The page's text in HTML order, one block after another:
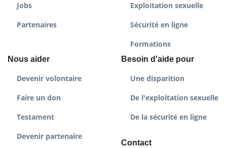
Jobs
Partenaires
Exploitation sexuelle
Sécurité en ligne
Formations
Nous aider
Devenir volontaire
Faire un don
Testament
Devenir partenaire
Besoin d'aide pour
Une disparition
De l'exploitation sexuelle
De la sécurité en ligne
Contact